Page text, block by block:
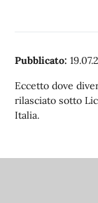
Pubblicato:
Eccetto dove
rilasciato sotto
Italia.